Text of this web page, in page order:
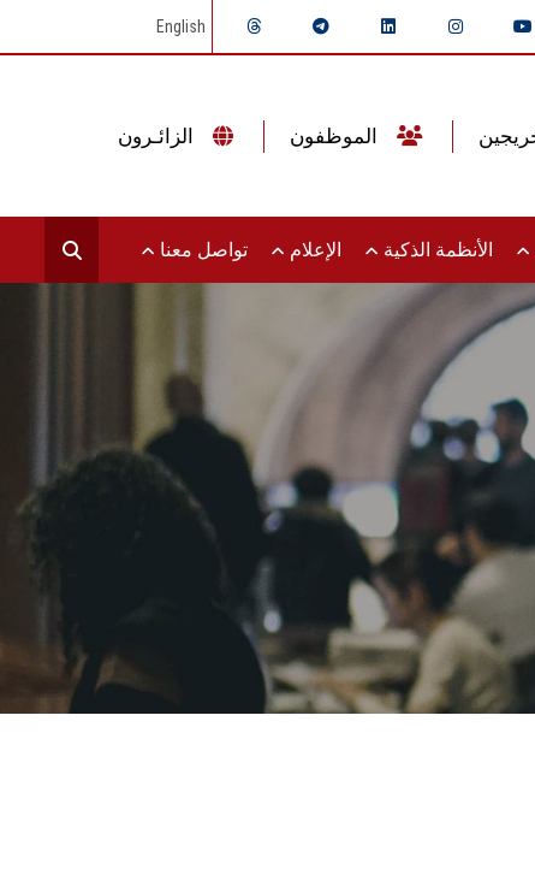
English
الأنظمة الذكية الإعلام تواصل معنا